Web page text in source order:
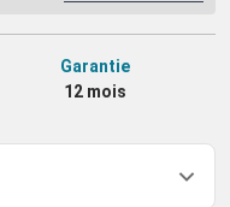
Garantie
12 mois